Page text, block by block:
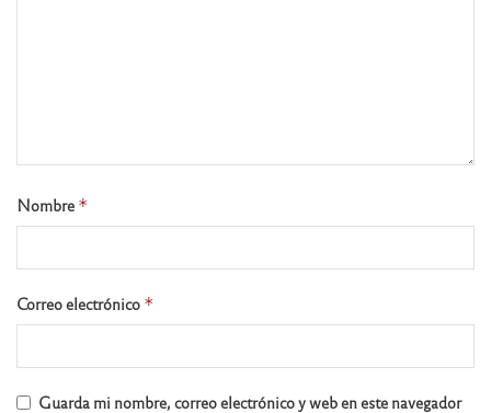
Nombre *
Correo electrónico *
Guarda mi nombre, correo electrónico y web en este navegador